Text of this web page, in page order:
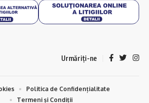
Urmăriți-ne
Politica de Confidențialitate
Termeni și Condiții